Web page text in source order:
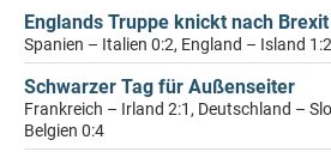
Englands Truppe knickt nach
Spanien – Italien 0:2, England – Island 1:2
Schwarzer Tag für Außenseiter
Frankreich – Irland 2:1, Deutschland –
Belgien 0:4